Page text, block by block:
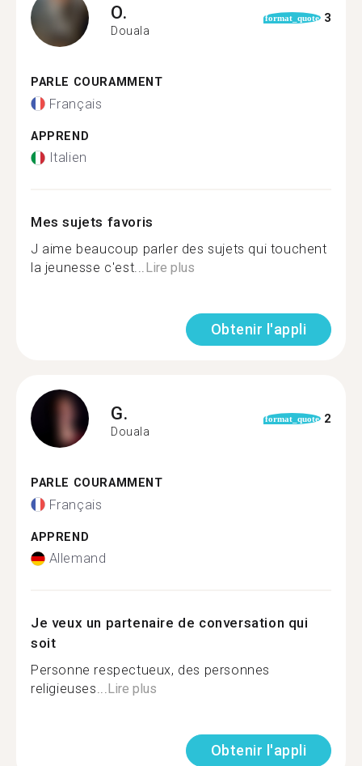
O.
Douala
format_quote 3
PARLE COURAMMENT
Français
APPREND
Italien
Mes sujets favoris
J aime beaucoup parler des sujets qui touchent
la jeunesse c'est...Lire plus
Obtenir l'appli
G.
Douala
format_quote 2
PARLE COURAMMENT
Français
APPREND
Allemand
Je veux un partenaire de conversation qui
soit
Personne respectueux, des personnes
religieuses...Lire plus
Obtenir l'appli